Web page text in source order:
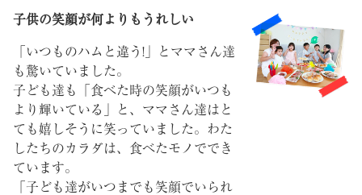
子供の笑顔が何よりもうれしい
「いつものハムと違う!」とママさん達
も驚いていました。
子ども達も「食べた時の笑顔がいつも
より輝いている」と、ママさん達はと
ても嬉しそうに笑っていました。わた
したちのカラダは、食べたモノででき
ています。
「子ども達がいつまでも笑顔でいられ